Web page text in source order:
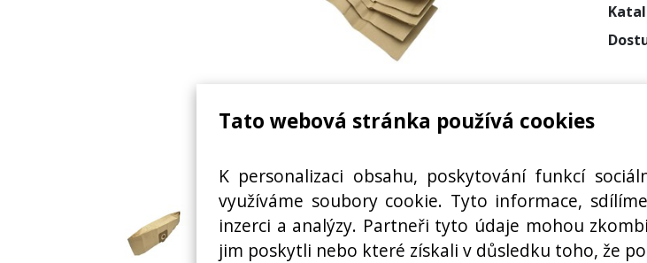
Tato webová stránka používá cookies
K personalizaci obsahu, poskytování funkcí
využíváme soubory cookie. Tyto informace,
inzerci a analýzy. Partneři tyto údaje mohou
jim poskytli nebo které získali v důsledku toho, že
Cena